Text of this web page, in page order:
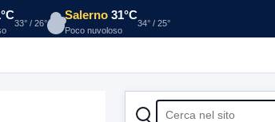
33° / 26°
Salerno 31°C
Poco nuvoloso
34° / 25°
CERCA